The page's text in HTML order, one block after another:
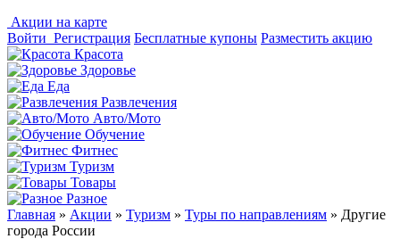
Акции на карте
Войти Регистрация Бесплатные купоны Разместить акцию
Красота
Здоровье
Еда
Развлечения
Авто/Мото
Обучение
Фитнес
Туризм
Товары
Разное
Главная » Акции » Туризм » Туры по направлениям » Другие
города России